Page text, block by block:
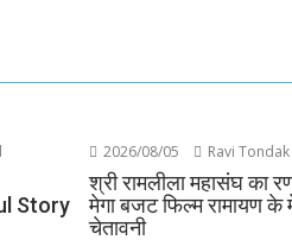
Story
2026/08/05 Ravi Tondak
श्री रामलीला महासंघ का
मेगा बजट फिल्म रामायण के
चेतावनी